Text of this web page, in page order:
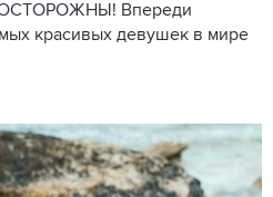
ОСТОРОЖНЫ! Впереди
красивых девушек в мире